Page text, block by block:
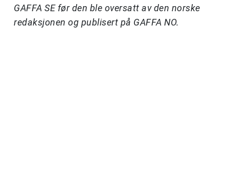
GAFFA SE før den ble oversatt av den norske
redaksjonen og publisert på GAFFA NO.